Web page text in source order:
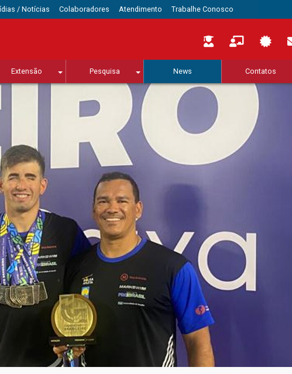
/ Notícias Colaboradores Atendimento Trabalhe Conosco
Extensão Pesquisa News Contatos